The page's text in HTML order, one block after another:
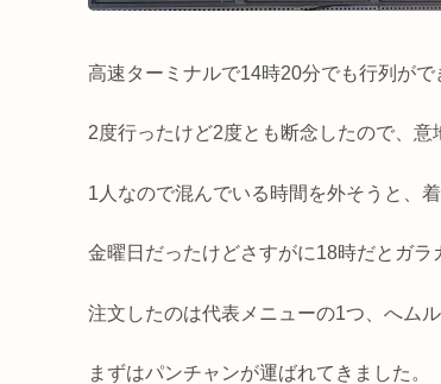
高速ターミナルで14時20分でも行列がで
2度行ったけど2度とも断念したので、意
1人なので混んでいる時間を外そうと、着
金曜日だったけどさすがに18時だとガラ
注文したのは代表メニューの1つ、へムル
まずはパンチャンが運ばれてきました。